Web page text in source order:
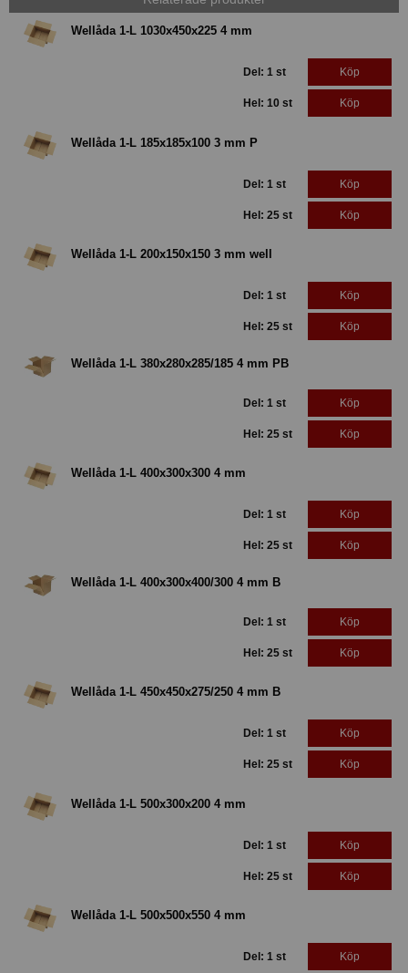
Wellåda 1-L 1030x450x225 4 mm
Del: 1 st Köp
Hel: 10 st Köp
Wellåda 1-L 185x185x100 3 mm P
Del: 1 st Köp
Hel: 25 st Köp
Wellåda 1-L 200x150x150 3 mm well
Del: 1 st Köp
Hel: 25 st Köp
Wellåda 1-L 380x280x285/185 4 mm PB
Del: 1 st Köp
Hel: 25 st Köp
Wellåda 1-L 400x300x300 4 mm
Del: 1 st Köp
Hel: 25 st Köp
Wellåda 1-L 400x300x400/300 4 mm B
Del: 1 st Köp
Hel: 25 st Köp
Wellåda 1-L 450x450x275/250 4 mm B
Del: 1 st Köp
Hel: 25 st Köp
Wellåda 1-L 500x300x200 4 mm
Del: 1 st Köp
Hel: 25 st Köp
Wellåda 1-L 500x500x550 4 mm
Del: 1 st Köp